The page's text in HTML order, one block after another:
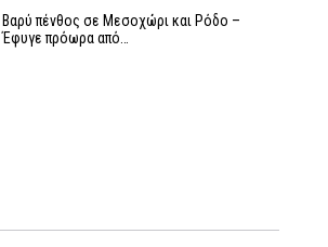
Βαρύ πένθος σε Μεσοχώρι και Ρόδο –
Έφυγε πρόωρα από…